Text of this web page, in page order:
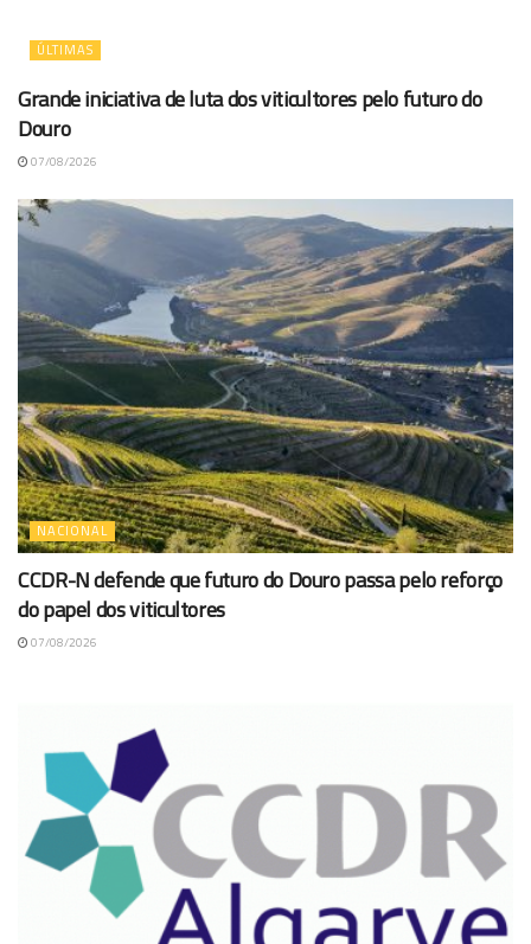
ÚLTIMAS
Grande iniciativa de luta dos viticultores pelo futuro do
Douro
07/08/2026
NACIONAL
CCDR-N defende que futuro do Douro passa pelo reforço
do papel dos viticultores
07/08/2026